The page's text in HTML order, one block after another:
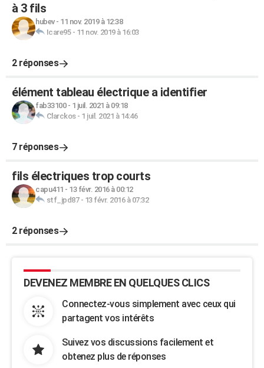
à 3 fils
hubev- 11 nov. 2019 à 12:38
Icare95- 11 nov. 2019 à 16:03
2 réponses
élément tableau électrique a identifier
fab33100- 1 juil. 2021 à 09:18
Clarckos- 1 juil. 2021 à 14:46
7 réponses
fils électriques trop courts
capu411 - 13 févr. 2016 à 00:12
stf_jpd87- 13 févr. 2016 à 07:32
2 réponses
DEVENEZ MEMBRE EN QUELQUES CLICS
Connectez-vous simplement avec ceux qui
partagent vos intérêts
Suivez vos discussions facilement et
obtenez plus de réponses